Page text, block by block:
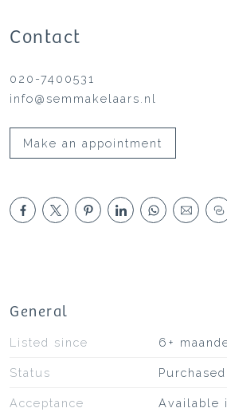
Amsterdam, Voltaplein 58-1,
onverdeeld aandeel in de
voortdurend recht van erfpacht,
15 juli 2055, algemene
2055
Contact
020-7400531
info@semmakelaars.nl
Make an appointment
General
Listed since 6+
Status Purchased
Acceptance Available